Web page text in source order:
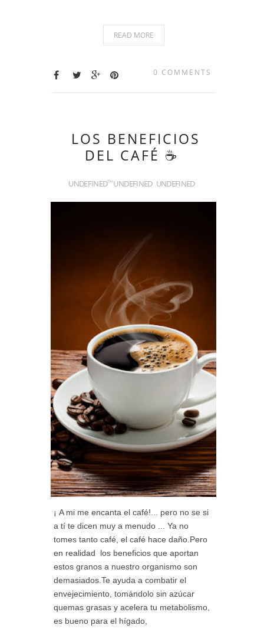
READ MORE
0 COMMENTS
LOS BENEFICIOS
DEL CAFÉ ☕
UNDEFINEDTH UNDEFINED UNDEFINED
¡ A mi me encanta el café!... pero no se si
a tí te dicen muy a menudo ... Ya no
tomes tanto café, el café hace daño.Pero
en realidad los beneficios que aportan
estos granos a nuestro organismo son
demasiados.Te ayuda a combatir el
envejecimiento, tomándolo sin azúcar
quemas grasas y acelera tu metabolismo,
es bueno para el hígado,